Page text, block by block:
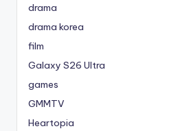
drama
drama korea
film
Galaxy S26 Ultra
games
GMMTV
Heartopia